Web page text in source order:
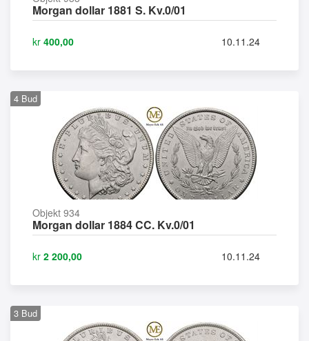
Morgan dollar 1881 S. Kv.0/01
kr 400,00 10.11.24
4 Bud
Objekt 934
Morgan dollar 1884 CC. Kv.0/01
kr 2 200,00 10.11.24
3 Bud